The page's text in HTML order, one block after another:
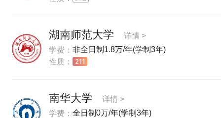
湖南师范大学
详情 >
学费： 非全日制1.8万/年(学制3年)
性质：
南华大学
详情 >
学费： 全日制0万/年(学制3年)